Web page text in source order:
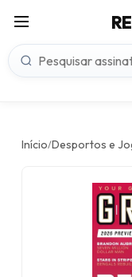
Início/Desportos e